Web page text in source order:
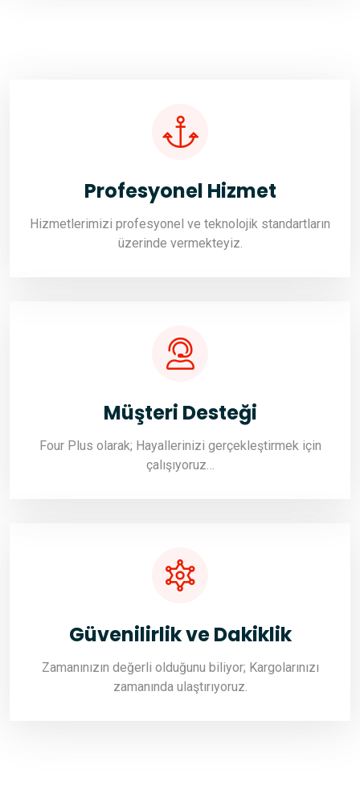
Profesyonel Hizmet
Hizmetlerimizi profesyonel ve teknolojik standartların
üzerinde vermekteyiz.
Müşteri Desteği
Four Plus olarak; Hayallerinizi gerçekleştirmek için
çalışıyoruz…
Güvenilirlik ve Dakiklik
Zamanınızın değerli olduğunu biliyor; Kargolarınızı
zamanında ulaştırıyoruz.